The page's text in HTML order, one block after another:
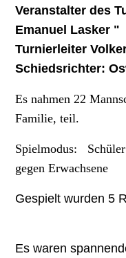
Veranstalter des
Emanuel Lasker "
Turnierleiter
Schiedsrichter:
Es nahmen 22
Familie, teil.
Spielmodus:
gegen Erwachsene
Gespielt wurden 5
Es waren